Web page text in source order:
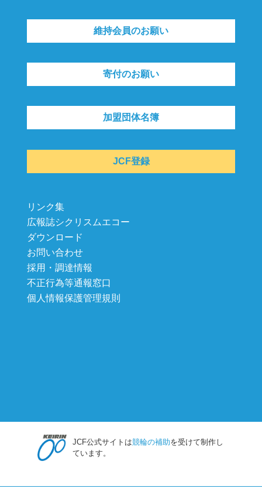
維持会員のお願い
寄付のお願い
加盟団体名簿
JCF登録
リンク集
広報誌シクリスムエコー
ダウンロード
お問い合わせ
採用・調達情報
不正行為等通報窓口
個人情報保護管理規則
JCF公式サイトは競輪の補助を受けて制作し
ています。